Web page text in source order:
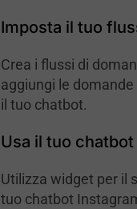
Imposta il tuo
Crea i flussi di
aggiungi le
il tuo chatbot.
Usa il tuo
Utilizza widget per il
tuo chatbot